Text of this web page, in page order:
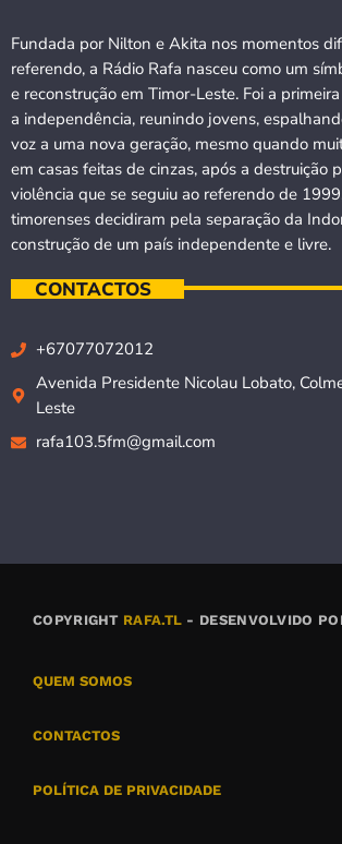
Fundada por Nilton e Akita nos momentos
referendo, a Rádio Rafa nasceu como um
e reconstrução em Timor-Leste. Foi a
a independência, reunindo jovens,
voz a uma nova geração, mesmo quando
em casas feitas de cinzas, após a destruição
violência que se seguiu ao referendo de
timorenses decidiram pela separação da
construção de um país independente e livre.
CONTACTOS
+67077072012
Avenida Presidente Nicolau Lobato,
Leste
rafa103.5fm@gmail.com
COPYRIGHT RAFA.TL - DESENVOLVIDO
QUEM SOMOS
CONTACTOS
POLÍTICA DE PRIVACIDADE